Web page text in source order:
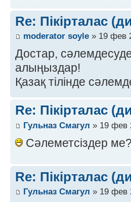
Re: Пікірталас
moderator soyle » 19 фев
Достар,
алыңыздар!
Қазақ тілінде
Re: Пікірталас
Гульназ Смагул » 19 фев
Сәлеметсіздер ме?
Re: Пікірталас
Гульназ Смагул » 19 фев